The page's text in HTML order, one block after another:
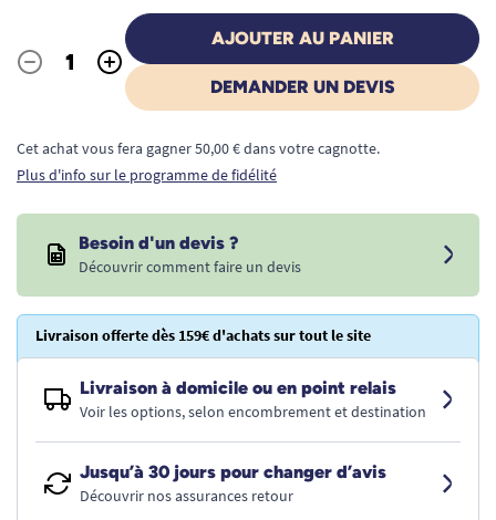
Quantité
- +
AJOUTER AU PANIER
DEMANDER UN DEVIS
Cet achat vous fera gagner 50,00 € dans votre cagnotte.
Plus d'info sur le programme de fidélité
Besoin d'un devis ?
Découvrir comment faire un devis
Livraison offerte dès 159€ d'achats sur tout le site
Livraison à domicile ou en point relais
Voir les options, selon encombrement et destination
Jusqu’à 30 jours pour changer d’avis
Découvrir nos assurances retour